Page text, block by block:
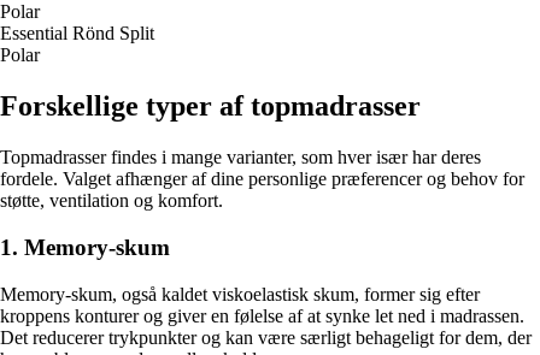
Polar
Essential Rönd Split
Polar
Forskellige typer af topmadrasser
Topmadrasser findes i mange varianter, som hver især har deres
fordele. Valget afhænger af dine personlige præferencer og behov for
støtte, ventilation og komfort.
1. Memory-skum
Memory-skum, også kaldet viskoelastisk skum, former sig efter
kroppens konturer og giver en følelse af at synke let ned i madrassen.
Det reducerer trykpunkter og kan være særligt behageligt for dem, der